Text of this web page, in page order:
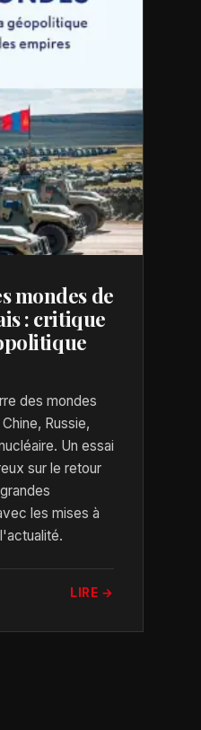
mondes de
: critique
des mondes
Russie,
Un essai
sur le retour
les mises à
LIRE →